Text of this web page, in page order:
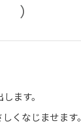
）
ます。
くなじませます。